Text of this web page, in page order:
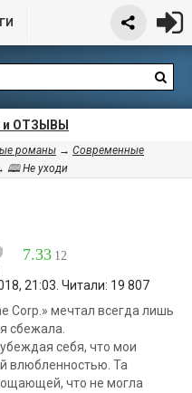
ОТЗЫВЫ
романы → Современные
🕮 Не уходи
7.33 12
21:03. Читали: 19 807
Corp.» мечтал всегда лишь
сбежала.
себя, что мои
влюбленностью. Та
что не могла